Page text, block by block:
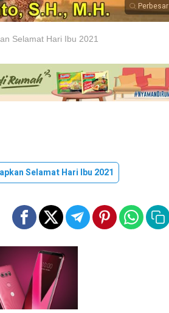
Perbesar
Selamat Hari Ibu 2021
Selamat Hari Ibu 2021